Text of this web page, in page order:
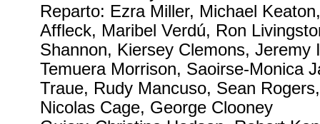
Reparto: Ezra Miller, Michael
Affleck, Maribel Verdú, Ron
Shannon, Kiersey Clemons, Jeremy
Temuera Morrison, Saoirse-Monica
Traue, Rudy Mancuso, Sean
Nicolas Cage, George Clooney